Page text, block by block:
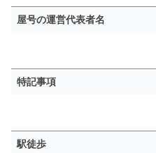
屋号の運営代表者名
特記事項
駅徒歩